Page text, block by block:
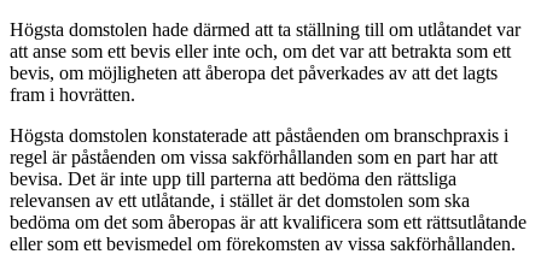
Högsta domstolen hade därmed att ta ställning till om utlåtandet var
att anse som ett bevis eller inte och, om det var att betrakta som ett
bevis, om möjligheten att åberopa det påverkades av att det lagts
fram i hovrätten.
Högsta domstolen konstaterade att påståenden om branschpraxis i
regel är påståenden om vissa sakförhållanden som en part har att
bevisa. Det är inte upp till parterna att bedöma den rättsliga
relevansen av ett utlåtande, i stället är det domstolen som ska
bedöma om det som åberopas är att kvalificera som ett rättsutlåtande
eller som ett bevismedel om förekomsten av vissa sakförhållanden.